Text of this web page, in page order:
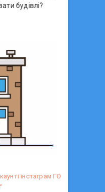
будівлі?
інстаграм ГО